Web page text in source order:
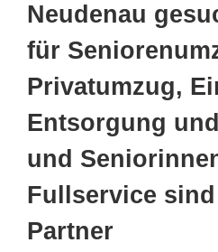
Neudenau
für
Privatumzug,
Entsorgung
und
Fullservice
Partner